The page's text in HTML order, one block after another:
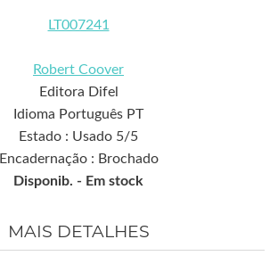
LT007241
Robert Coover
Editora Difel
Idioma Português PT
Estado : Usado 5/5
Encadernação : Brochado
Disponib. - Em stock
MAIS DETALHES